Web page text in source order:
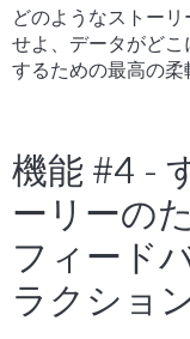
どのようなストー
せよ、データがど
するための最高の柔
機能 #4 -
ーリーの
フィード
ラクショ